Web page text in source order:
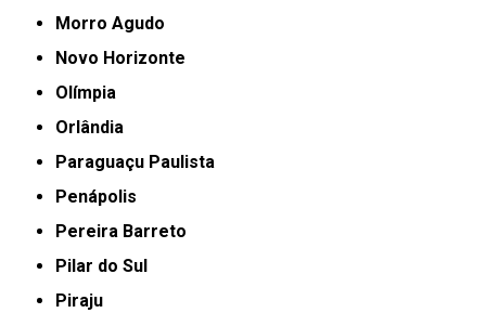
Morro Agudo
Novo Horizonte
Olímpia
Orlândia
Paraguaçu Paulista
Penápolis
Pereira Barreto
Pilar do Sul
Piraju